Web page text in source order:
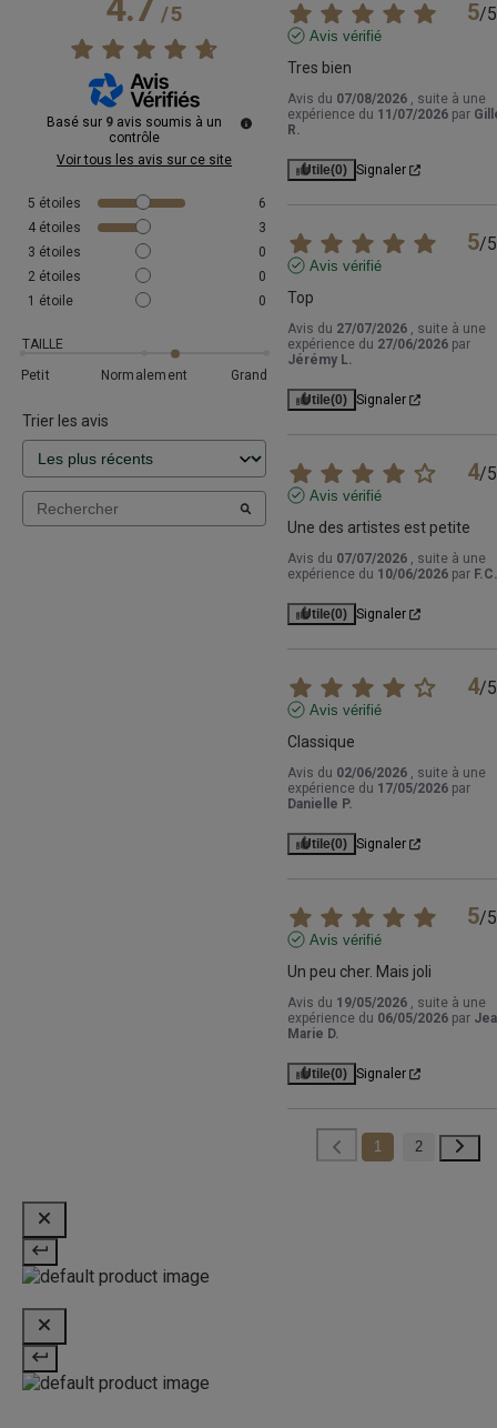
/5
Basé sur 9 avis soumis à un
contrôle
Voir tous les avis sur ce site
5 étoiles
6
4 étoiles
3
3 étoiles
0
2 étoiles
0
1 étoile 0
TAILLE
Petit
Normalement Grand
Trier les avis
5/5
Avis vérifié
Tres bien
Avis du 07/08/2026 , suite à une
expérience du 11/07/2026 par
R.
Utile(0) Signaler
5/5
Avis vérifié
Top
Avis du 27/07/2026 , suite à une
expérience du 27/06/2026 par
Jérémy L.
Utile(0) Signaler
4/5
Avis vérifié
Une des artistes est petite
Avis du 07/07/2026 , suite à une
expérience du 10/06/2026 par F.C.
Utile(0) Signaler
4/5
Avis vérifié
Classique
Avis du 02/06/2026 , suite à une
expérience du 17/05/2026 par
Danielle P.
Utile(0) Signaler
5/5
Avis vérifié
Un peu cher. Mais joli
Avis du 19/05/2026 , suite à une
expérience du 06/05/2026 par
Marie D.
Utile(0) Signaler
1 2